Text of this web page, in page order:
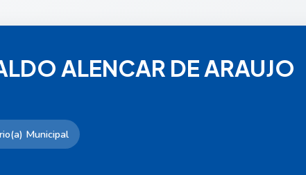
ALENCAR DE ARAUJO
Municipal